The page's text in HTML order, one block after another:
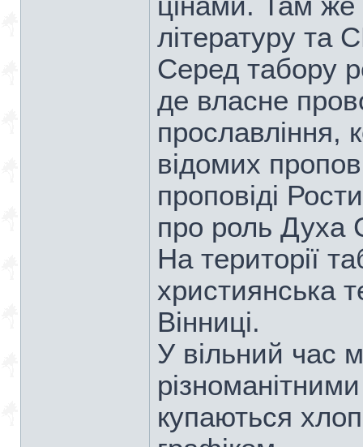
літературу та
Серед табору
де власне
прославління,
відомих
проповіді
про роль Духа
На території
християнська
Вінниці.
У вільний час
купаються